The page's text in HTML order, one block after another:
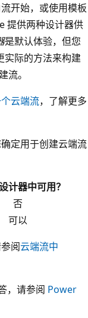
开始，或使用模板
提供两种设计器供
是默认体验，但您
实际的方法来构建
流。
云端流，了解更多
定用于创建云端流
计器中可用？
否
可以
阅云端流中
，请参阅 Power